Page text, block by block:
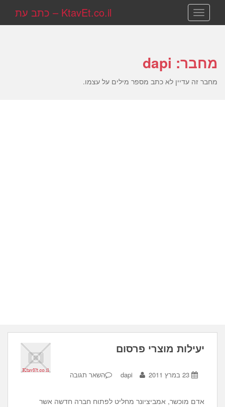
TOGGLE NAVIGATION KtavEt.co.il – כתב עת
מחבר: dapi
מחבר זה עדיין לא כתב מספר מילים על עצמו.
יעילות מוצרי פרסום
23 במרץ 2011 dapi השאר תגובה
אדם מוכשר, אמביציונר מחליט לפתוח חברה חדשה אשר